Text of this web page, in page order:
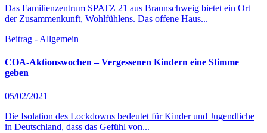
Das Familienzentrum SPATZ 21 aus Braunschweig bietet ein Ort
der Zusammenkunft, Wohlfühlens. Das offene Haus...
Beitrag - Allgemein
COA-Aktionswochen – Vergessenen Kindern eine Stimme
geben
05/02/2021
Die Isolation des Lockdowns bedeutet für Kinder und Jugendliche
in Deutschland, dass das Gefühl von...